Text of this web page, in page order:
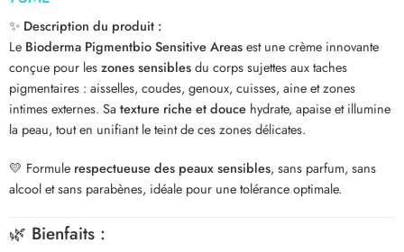
✨ Description du produit :
Le Bioderma Pigmentbio Sensitive Areasest une crème innovante
conçue pour leszones sensiblesdu corps sujettes aux taches
pigmentaires : aisselles, coudes, genoux, cuisses, aine et zones
intimes externes. Sa texture riche et douce hydrate, apaise et illumine
la peau, tout en unifiant le teint de ces zones délicates.
💛 Formule respectueuse des peaux sensibles, sans parfum, sans
alcool et sans parabènes, idéale pour une tolérance optimale.
🌿 Bienfaits :